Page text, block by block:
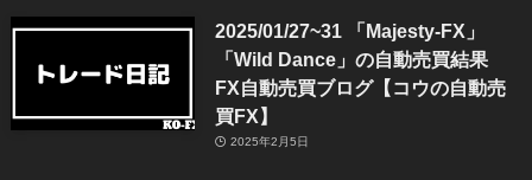
2025/01/27~31 「Majesty-FX」
「Wild Dance」の自動売買結果
FX自動売買ブログ【コウの自動売
買FX】
2025年2月5日